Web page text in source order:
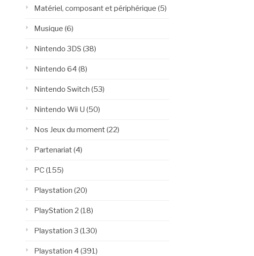
Matériel, composant et périphérique (5)
Musique (6)
Nintendo 3DS (38)
Nintendo 64 (8)
Nintendo Switch (53)
Nintendo Wii U (50)
Nos Jeux du moment(22)
Partenariat(4)
PC(155)
Playstation (20)
PlayStation 2 (18)
Playstation 3 (130)
Playstation 4 (391)